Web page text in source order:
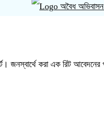
অবৈধ অভিবাসন ও
জনস্বার্থে করা এক রিট আবেদনের